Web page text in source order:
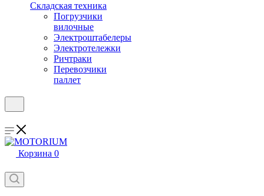
Складская техника
Погрузчики
вилочные
Электроштабелеры
Электротележки
Ричтраки
Перевозчики
паллет
Корзина 0